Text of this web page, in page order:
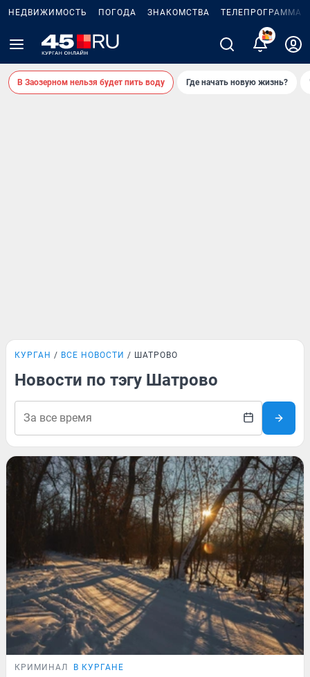
НЕДВИЖИМОСТЬ ПОГОДА ЗНАКОМСТВА ТЕЛЕПРОГРАММА
2
В Заозерном нельзя будет пить воду Где начать новую жизнь?
КУРГАН ВСЕ НОВОСТИ ШАТРОВО
Новости по тэгу Шатрово
КРИМИНАЛ В КУРГАНЕ